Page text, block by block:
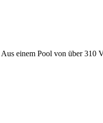
einem Pool von über 310